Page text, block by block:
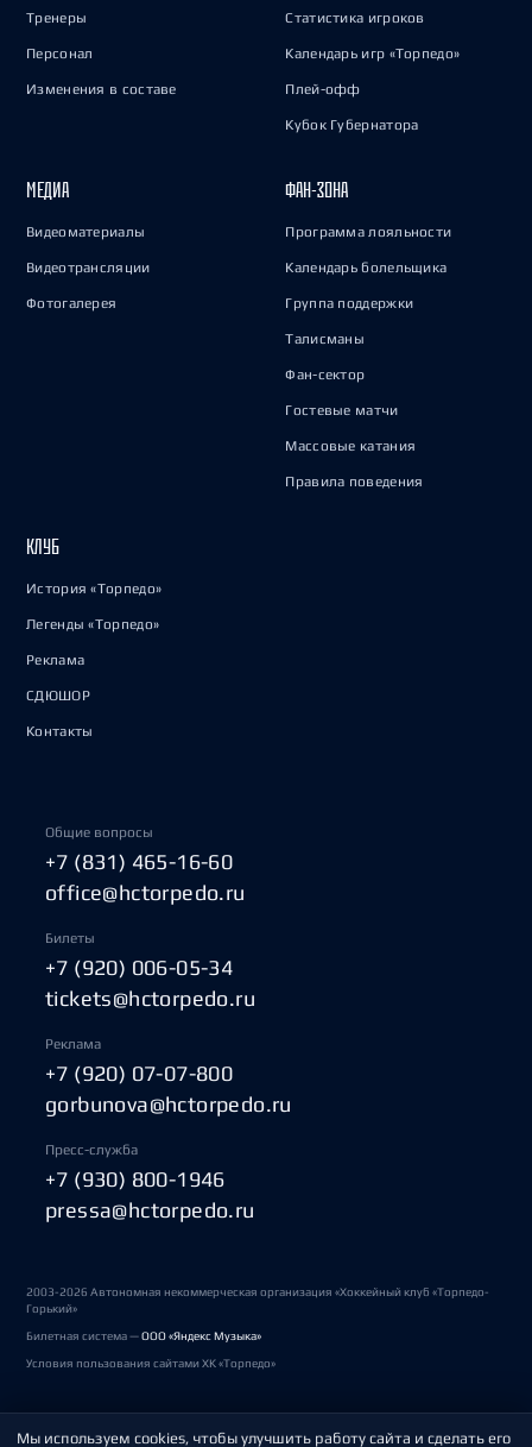
Тренеры
Персонал
Изменения в составе
Статистика игроков
Календарь игр «Торпедо»
Плей-офф
Кубок Губернатора
МЕДИА
Видеоматериалы
Видеотрансляции
Фотогалерея
ФАН-ЗОНА
Программа лояльности
Календарь болельщика
Группа поддержки
Талисманы
Фан-сектор
Гостевые матчи
Массовые катания
Правила поведения
КЛУБ
История «Торпедо»
Легенды «Торпедо»
Реклама
СДЮШОР
Контакты
Общие вопросы
+7 (831) 465-16-60
office@hctorpedo.ru
Билеты
+7 (920) 006-05-34
tickets@hctorpedo.ru
Реклама
+7 (920) 07-07-800
gorbunova@hctorpedo.ru
Пресс-служба
+7 (930) 800-1946
pressa@hctorpedo.ru
2003-2026 Автономная некоммерческая организация «Хоккейный клуб «Торпедо-
Горький»
Билетная система —ООО «Яндекс Музыка»
Условия пользования сайтами ХК «Торпедо»
Политика обработки персональных данных
Мы используем cookies, чтобы улучшить работу сайта и сделать его